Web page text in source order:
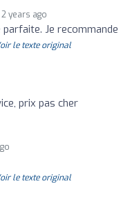
2 years ago
parfaite. Je
le texte original
prix pas cher
le texte original